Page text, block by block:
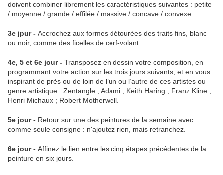
doivent combiner librement les caractéristiques suivantes : petite
/ moyenne / grande / effilée / massive / concave / convexe.
3e jpur - Accrochez aux formes détourées des traits fins, blanc
ou noir, comme des ficelles de cerf-volant.
4e, 5 et 6e jour - Transposez en dessin votre composition, en
programmant votre action sur les trois jours suivants, et en vous
inspirant de près ou de loin de l’un ou l’autre de ces artistes ou
genre artistique : Zentangle ; Adami ; Keith Haring ; Franz Kline ;
Henri Michaux ; Robert Motherwell.
5e jour - Retour sur une des peintures de la semaine avec
comme seule consigne : n'ajoutez rien, mais retranchez.
6e jour - Affinez le lien entre les cinq étapes précédentes de la
peinture en six jours.